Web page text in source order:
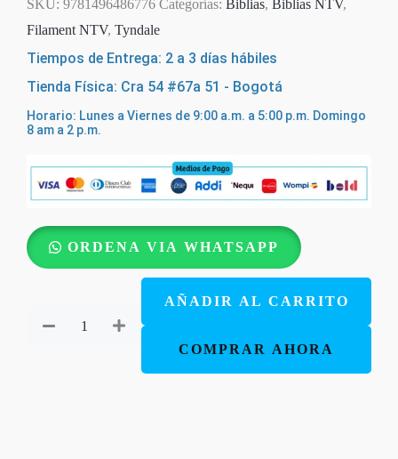
SKU: 9781496486776 Categorías: Biblias, Biblias NTV,
Filament NTV, Tyndale
Tiempos de Entrega: 2 a 3 días hábiles
Tienda Física: Cra 54 #67a 51 - Bogotá
Horario: Lunes a Viernes de 9:00 a.m. a 5:00 p.m. Domingo
8 am a 2 p.m.
ORDENA VIA WHATSAPP
AÑADIR AL CARRITO
COMPRAR AHORA